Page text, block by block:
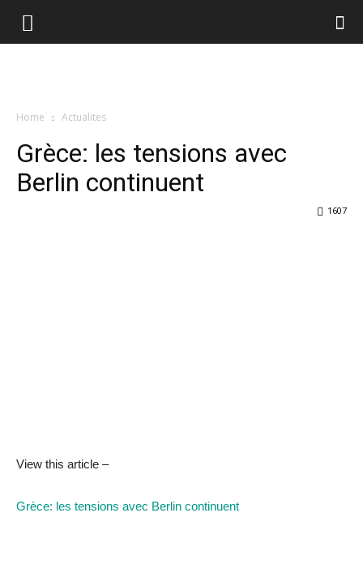
Home Actualites
Grèce: les tensions avec
Berlin continuent
1607
View this article –
Grèce: les tensions avec Berlin continuent